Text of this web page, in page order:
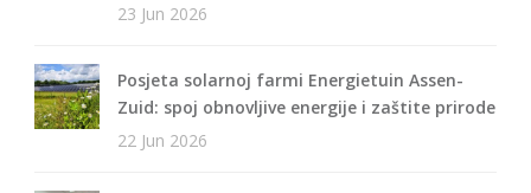
23 Jun 2026
Posjeta solarnoj farmi Energietuin Assen-
Zuid: spoj obnovljive energije i zaštite prirode
22 Jun 2026